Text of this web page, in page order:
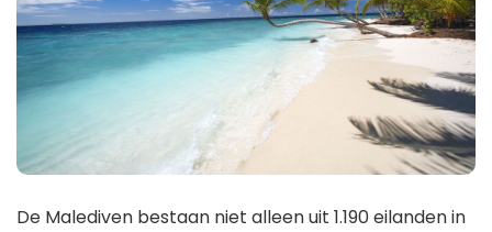
De Malediven bestaan ​​niet alleen uit 1.190 eilanden in